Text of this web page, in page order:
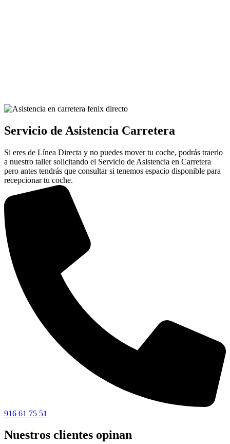
Servicio de Asistencia Carretera
Si eres de Línea Directa y no puedes mover tu coche, podrás traerlo
a nuestro taller solicitando el Servicio de Asistencia en Carretera
pero antes tendrás que consultar si tenemos espacio disponible para
recepcionar tu coche.
916 61 75 51
Nuestros clientes opinan